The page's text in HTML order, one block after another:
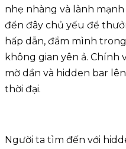
nhẹ nhàng và lành
đển đây chủ yếu để
hấp dẫn, đắm mình
không gian yên ả. Chính
mờ dần và hidden bar
thời đại.
Người ta tìm đến với